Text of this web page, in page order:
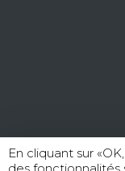
En cliquant sur